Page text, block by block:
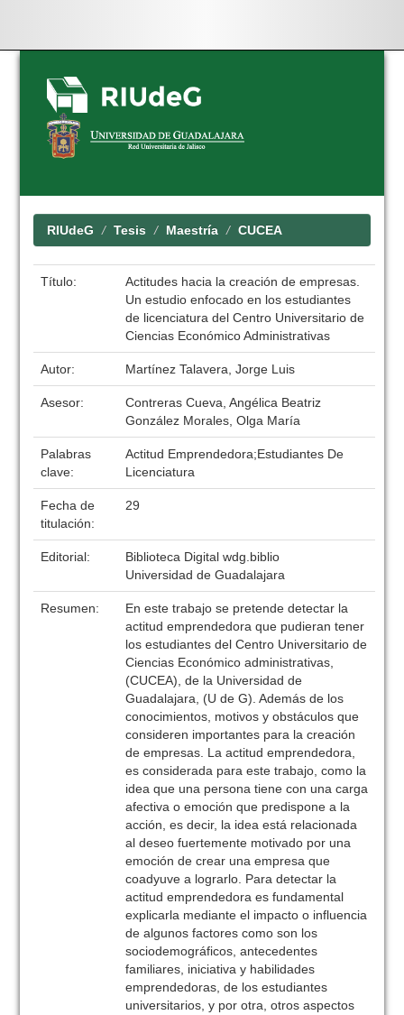
Skip
navigation
RIUdeG Tesis Maestría CUCEA
Título:
Actitudes hacia la creación de empresas.
Un estudio enfocado en los estudiantes
de licenciatura del Centro Universitario de
Ciencias Económico Administrativas
Autor: Martínez Talavera, Jorge Luis
Asesor:
Contreras Cueva, Angélica Beatriz
González Morales, Olga María
Palabras
clave:
Actitud Emprendedora;Estudiantes De
Licenciatura
Fecha de
titulación:
29
Editorial:
Biblioteca Digital wdg.biblio
Universidad de Guadalajara
Resumen:
En este trabajo se pretende detectar la
actitud emprendedora que pudieran tener
los estudiantes del Centro Universitario de
Ciencias Económico administrativas,
(CUCEA), de la Universidad de
Guadalajara, (U de G). Además de los
conocimientos, motivos y obstáculos que
consideren importantes para la creación
de empresas. La actitud emprendedora,
es considerada para este trabajo, como la
idea que una persona tiene con una carga
afectiva o emoción que predispone a la
acción, es decir, la idea está relacionada
al deseo fuertemente motivado por una
emoción de crear una empresa que
coadyuve a lograrlo. Para detectar la
actitud emprendedora es fundamental
explicarla mediante el impacto o influencia
de algunos factores como son los
sociodemográficos, antecedentes
familiares, iniciativa y habilidades
emprendedoras, de los estudiantes
universitarios, y por otra, otros aspectos